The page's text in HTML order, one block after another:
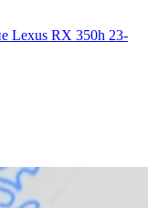
Lexus RX 350h 23-